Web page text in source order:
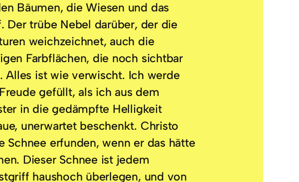
Bäumen, die Wiesen und das
Der trübe Nebel darüber, der die
weichzeichnet, auch die
Farbflächen, die noch sichtbar
Alles ist wie verwischt. Ich werde
gefüllt, als ich aus dem
in die gedämpfte Helligkeit
unerwartet beschenkt. Christo
Schnee erfunden, wenn er das hätte
Dieser Schnee ist jedem
haushoch überlegen, und von